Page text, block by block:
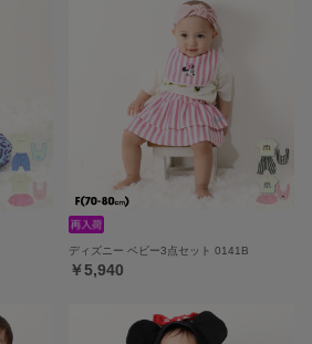
ディズニー ベビー3点セット 0141B
￥5,940